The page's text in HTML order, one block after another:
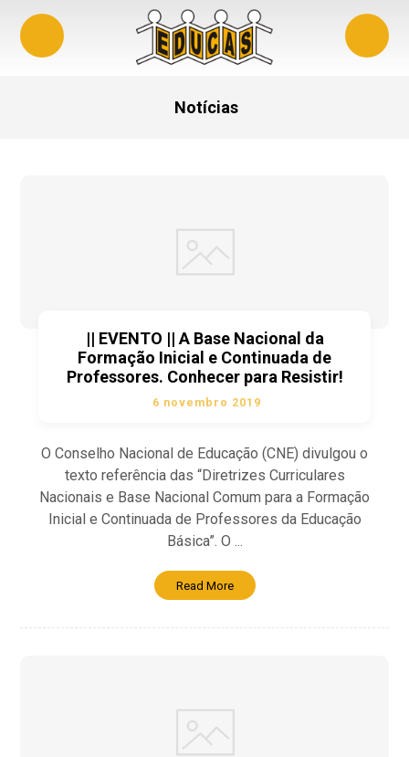
Notícias
|| EVENTO || A Base Nacional da
Formação Inicial e Continuada de
Professores. Conhecer para Resistir!
6 novembro 2019
O Conselho Nacional de Educação (CNE) divulgou o
texto referência das “Diretrizes Curriculares
Nacionais e Base Nacional Comum para a Formação
Inicial e Continuada de Professores da Educação
Básica”. O ...
Read More